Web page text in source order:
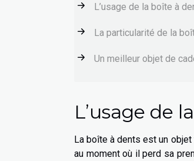
L’usage de la boîte à
La particularité de la
Un meilleur objet de
L’usage de
La boîte à dents est un
au moment où il perd sa